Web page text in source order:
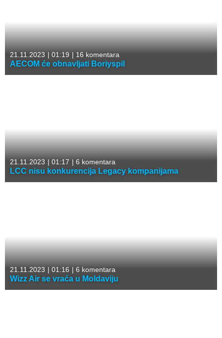
21.11.2023 | 01:19 | 16 komentara
AECOM će obnavljati Boriyspil
21.11.2023 | 01:17 | 6 komentara
LCC nisu konkurencija Legacy kompanijama
21.11.2023 | 01:16 | 6 komentara
Wizz Air se vraća u Moldaviju